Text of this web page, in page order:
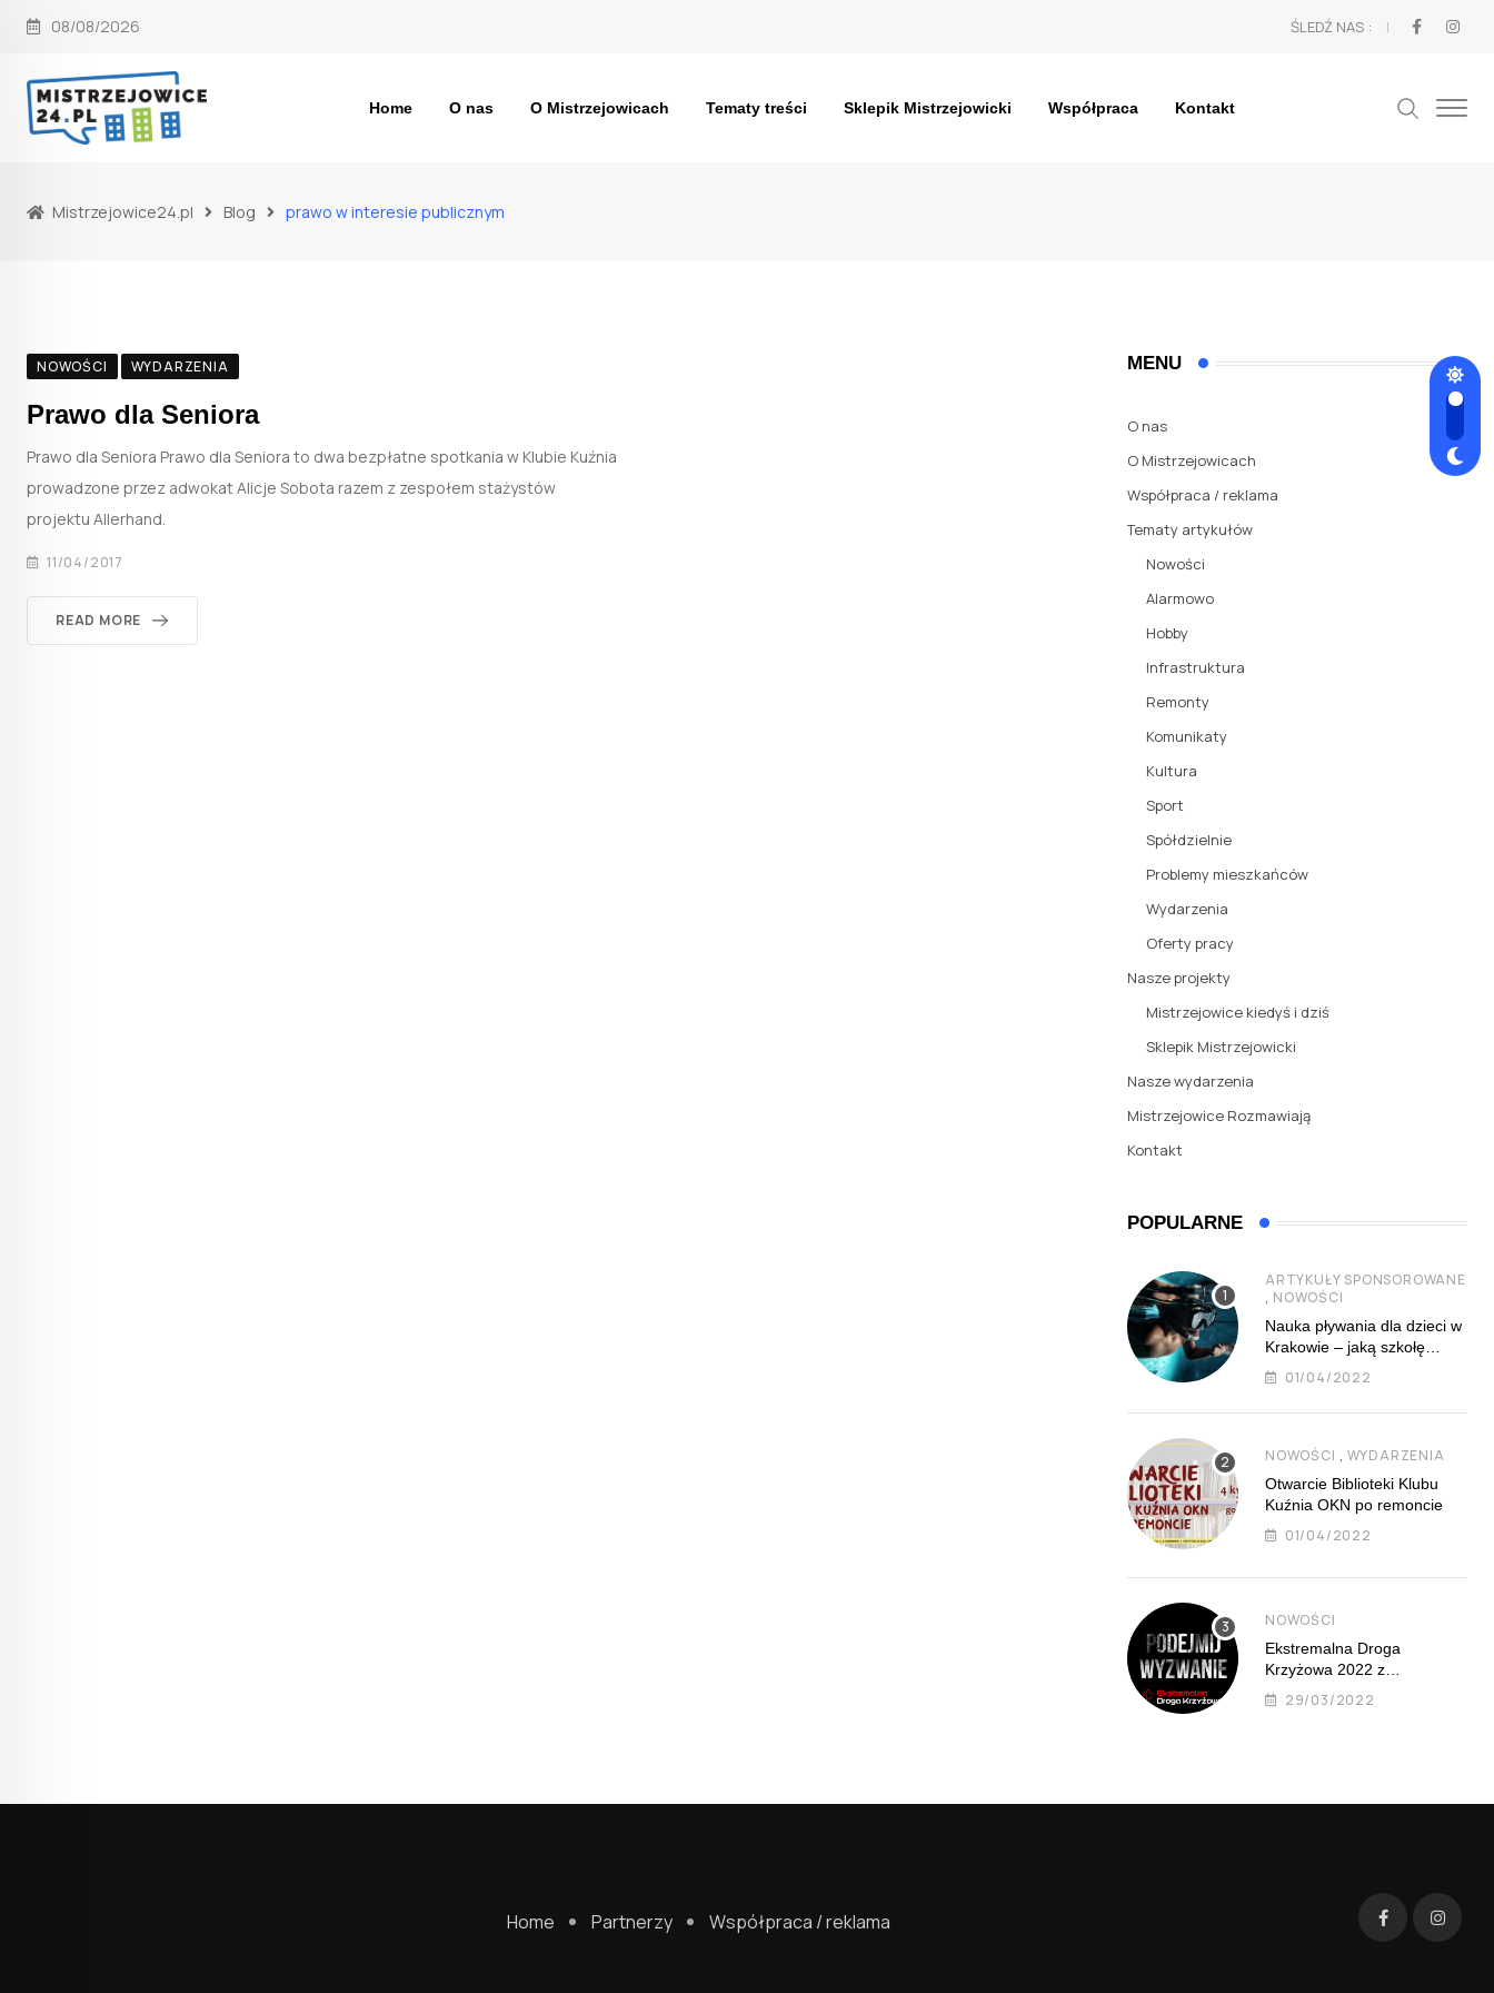
Skip
content
08/08/2026 ŚLEDŹ NAS :
Home O nas O Mistrzejowicach Tematy treści Sklepik Mistrzejowicki Współpraca Kontakt
Mistrzejowice24.pl Blog prawo w interesie publicznym
NOWOŚCI WYDARZENIA
Prawo dla Seniora
Prawo dla Seniora Prawo dla Seniora to dwa bezpłatne spotkania w Klubie Kuźnia
prowadzone przez adwokat Alicje Sobota razem z zespołem stażystów
projektu Allerhand.
11/04/2017
READ MORE
MENU
O nas
O Mistrzejowicach
Współpraca / reklama
Tematy artykułów
Nowości
Alarmowo
Hobby
Infrastruktura
Remonty
Komunikaty
Kultura
Sport
Spółdzielnie
Problemy mieszkańców
Wydarzenia
Oferty pracy
Nasze projekty
Mistrzejowice kiedyś i dziś
Sklepik Mistrzejowicki
Nasze wydarzenia
Mistrzejowice Rozmawiają
Kontakt
POPULARNE
ARTYKUŁY SPONSOROWANE
, NOWOŚCI
Nauka pływania dla dzieci w
Krakowie – jaką szkołę
najlepiej wybrać?
01/04/2022
NOWOŚCI , WYDARZENIA
Otwarcie Biblioteki Klubu
Kuźnia OKN po remoncie
01/04/2022
NOWOŚCI
Ekstremalna Droga
Krzyżowa 2022 z
Mistrzejowic już 8 kwietnia
29/03/2022
Home Partnerzy Współpraca / reklama